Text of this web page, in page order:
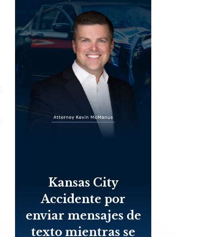
Kansas City
Accidente por
enviar mensajes de
texto mientras se